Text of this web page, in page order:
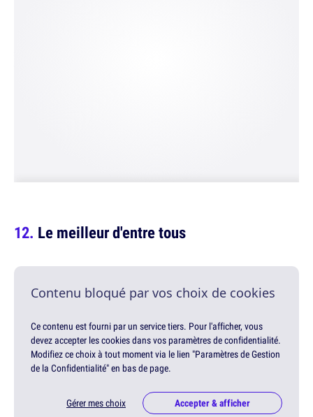
Le meilleur d'entre tous
Contenu bloqué par vos choix de cookies
Ce contenu est fourni par un service tiers. Pour l'afficher, vous
devez accepter les cookies dans vos paramètres de confidentialité.
Modifiez ce choix à tout moment via le lien "Paramètres de Gestion
de la Confidentialité" en bas de page.
Gérer mes choix Accepter & afficher